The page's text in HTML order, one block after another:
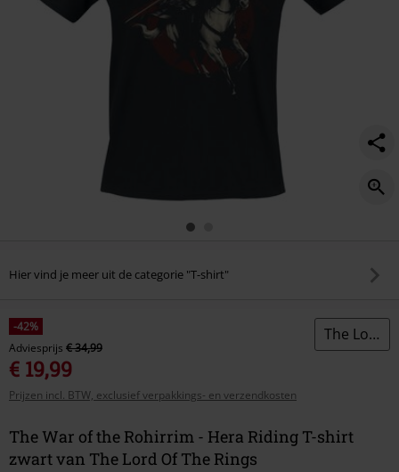
583138.html
Hier vind je meer uit de categorie "T-shirt"
-42%
Adviesprijs € 34,99
€ 19,99
Prijzen incl. BTW, exclusief verpakkings- en verzendkosten
The Lord Of The Rings
The War of the Rohirrim - Hera Riding T-shirt
zwart van The Lord Of The Rings